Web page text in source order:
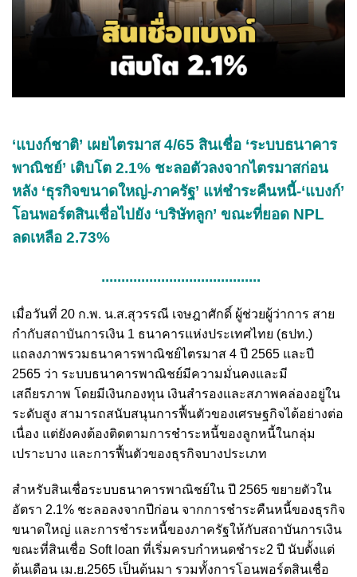
‘แบงก์ชาติ’ เผยไตรมาส 4/65 สินเชื่อ ‘ระบบธนาคาร
พาณิชย์’ เติบโต 2.1% ชะลอตัวลงจากไตรมาสก่อน
หลัง ‘ธุรกิจขนาดใหญ่-ภาครัฐ’ แห่ชำระคืนหนี้-‘แบงก์’
โอนพอร์ตสินเชื่อไปยัง ‘บริษัทลูก’ ขณะที่ยอด NPL
ลดเหลือ 2.73%
........................................
เมื่อวันที่ 20 ก.พ. น.ส.สุวรรณี เจษฎาศักดิ์ ผู้ช่วยผู้ว่าการ สาย
กำกับสถาบันการเงิน 1 ธนาคารแห่งประเทศไทย (ธปท.)
แถลงภาพรวมธนาคารพาณิชย์ไตรมาส 4 ปี 2565 และปี
2565 ว่า ระบบธนาคารพาณิชย์มีความมั่นคงและมี
เสถียรภาพ โดยมีเงินกองทุน เงินสำรองและสภาพคล่องอยู่ใน
ระดับสูง สามารถสนับสนุนการฟื้นตัวของเศรษฐกิจได้อย่างต่อ
เนื่อง แต่ยังคงต้องติดตามการชำระหนี้ของลูกหนี้ในกลุ่ม
เปราะบาง และการฟื้นตัวของธุรกิจบางประเภท
สำหรับสินเชื่อระบบธนาคารพาณิชย์ใน ปี 2565 ขยายตัวใน
อัตรา 2.1% ชะลอลงจากปีก่อน จากการชำระคืนหนี้ของธุรกิจ
ขนาดใหญ่ และการชำระหนี้ของภาครัฐให้กับสถาบันการเงิน
ขณะที่สินเชื่อ Soft loan ที่เริ่มครบกำหนดชำระ2 ปี นับตั้งแต่
ต้นเดือน เม.ย.2565 เป็นต้นมา รวมทั้งการโอนพอร์ตสินเชื่อ